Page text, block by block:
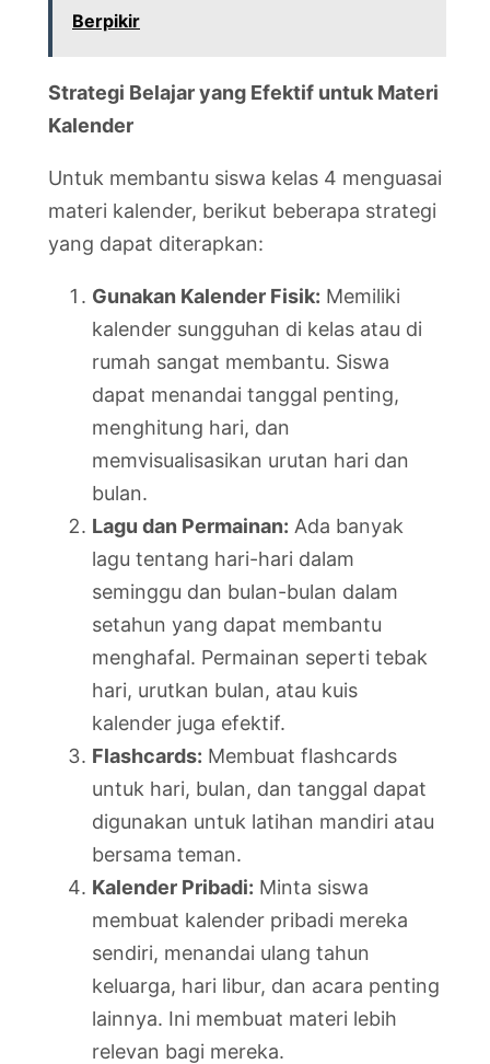
Berpikir
Strategi Belajar yang Efektif untuk Materi
Kalender
Untuk membantu siswa kelas 4 menguasai
materi kalender, berikut beberapa strategi
yang dapat diterapkan:
Gunakan Kalender Fisik: Memiliki
kalender sungguhan di kelas atau di
rumah sangat membantu. Siswa
dapat menandai tanggal penting,
menghitung hari, dan
memvisualisasikan urutan hari dan
bulan.
Lagu dan Permainan: Ada banyak
lagu tentang hari-hari dalam
seminggu dan bulan-bulan dalam
setahun yang dapat membantu
menghafal. Permainan seperti tebak
hari, urutkan bulan, atau kuis
kalender juga efektif.
Flashcards: Membuat flashcards
untuk hari, bulan, dan tanggal dapat
digunakan untuk latihan mandiri atau
bersama teman.
Kalender Pribadi: Minta siswa
membuat kalender pribadi mereka
sendiri, menandai ulang tahun
keluarga, hari libur, dan acara penting
lainnya. Ini membuat materi lebih
relevan bagi mereka.